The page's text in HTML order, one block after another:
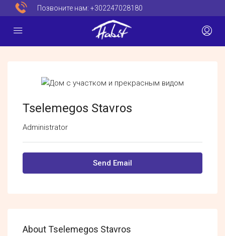
Позвоните нам: +302247028180
Tselemegos Stavros
Administrator
Send Email
About Tselemegos Stavros